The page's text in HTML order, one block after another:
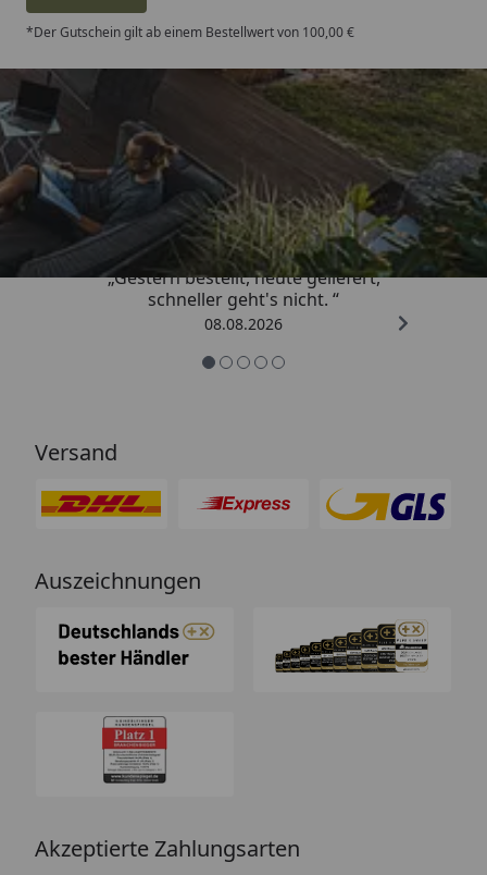
*Der Gutschein gilt ab einem Bestellwert von 100,00 €
Trusted Shops
4,81/ 5
„Gestern bestellt, heute geliefert,
schneller geht's nicht. “
08.08.2026
Versand
Auszeichnungen
Akzeptierte Zahlungsarten